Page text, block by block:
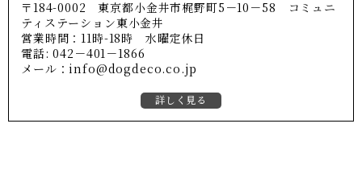
〒184-0002 東京都小金井市梶野町5－10－58 コミュニ
ティステーション東小金井
営業時間：11時-18時 水曜定休日
電話: 042－401－1866
メール：info@dogdeco.co.jp
詳しく見る